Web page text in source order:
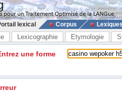
lexical Corpus
Lexicographie Etymologie
une forme